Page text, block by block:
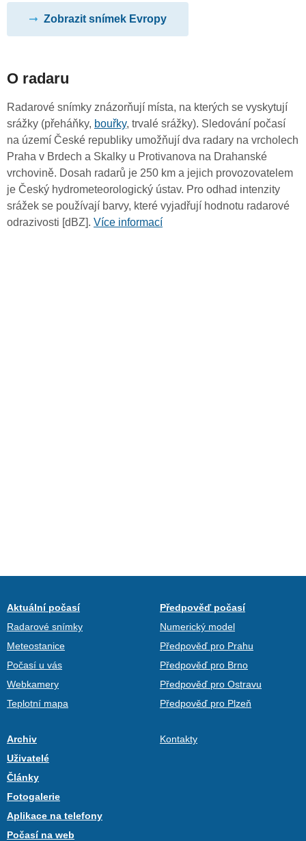
Zobrazit snímek Evropy
O radaru
Radarové snímky znázorňují místa, na kterých se vyskytují
srážky (přeháňky, bouřky, trvalé srážky). Sledování počasí
na území České republiky umožňují dva radary na vrcholech
Praha v Brdech a Skalky u Protivanova na Drahanské
vrchovině. Dosah radarů je 250 km a jejich provozovatelem
je Český hydrometeorologický ústav. Pro odhad intenzity
srážek se používají barvy, které vyjadřují hodnotu radarové
odrazivosti [dBZ]. Více informací
Aktuální počasí
Radarové snímky
Meteostanice
Počasí u vás
Webkamery
Teplotní mapa
Předpověď počasí
Numerický model
Předpověď pro Prahu
Předpověď pro Brno
Předpověď pro Ostravu
Předpověď pro Plzeň
Archiv
Uživatelé
Články
Fotogalerie
Aplikace na telefony
Počasí na web
Kontakty